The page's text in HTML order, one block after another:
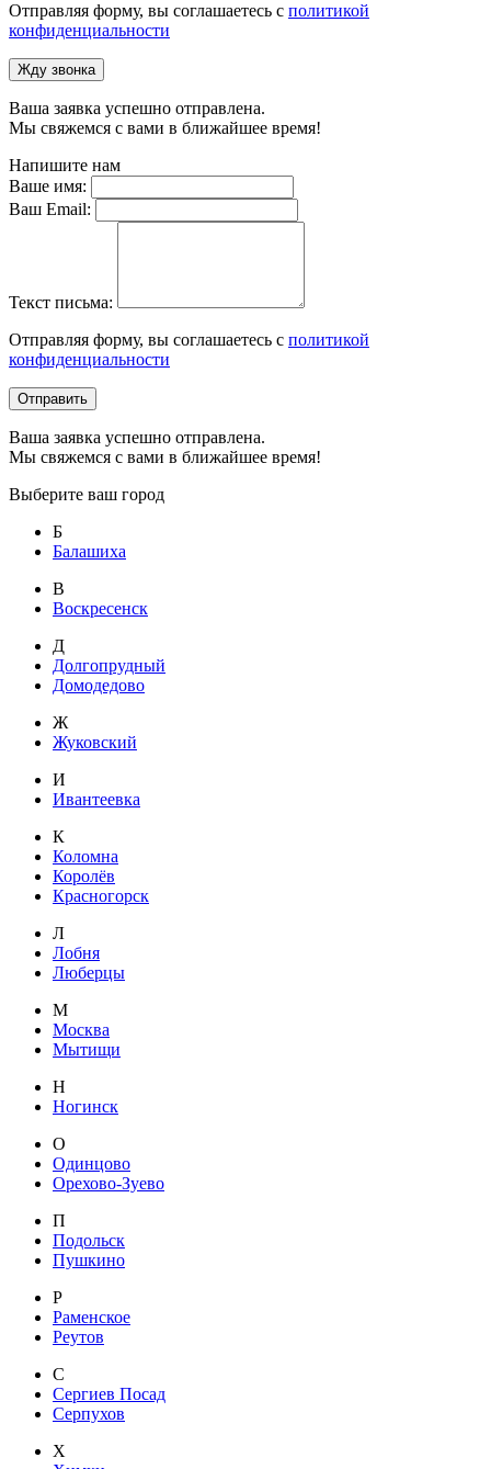
Отправляя форму, вы соглашаетесь с политикой
конфиденциальности
Жду звонка
Ваша заявка успешно отправлена.
Мы свяжемся с вами в ближайшее время!
Напишите нам
Ваше имя:
Ваш Email:
Текст письма:
Отправляя форму, вы соглашаетесь с политикой
конфиденциальности
Отправить
Ваша заявка успешно отправлена.
Мы свяжемся с вами в ближайшее время!
Выберите ваш город
Б
Балашиха
В
Воскресенск
Д
Долгопрудный
Домодедово
Ж
Жуковский
И
Ивантеевка
К
Коломна
Королёв
Красногорск
Л
Лобня
Люберцы
М
Москва
Мытищи
Н
Ногинск
О
Одинцово
Орехово-Зуево
П
Подольск
Пушкино
Р
Раменское
Реутов
С
Сергиев Посад
Серпухов
Х